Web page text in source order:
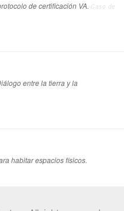
de certificación VA. Caso de
entre la tierra y la
habitar espacios físicos.